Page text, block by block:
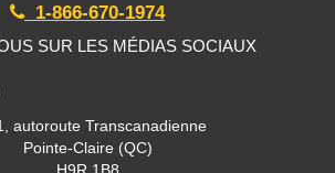
1-866-670-1974
SUR LES MÉDIAS SOCIAUX
autoroute Transcanadienne
Pointe-Claire (QC)
H9R 1B8